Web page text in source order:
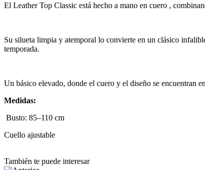
El Leather Top Classic está hecho a mano en cuero ,
Su silueta limpia y atemporal lo convierte en un clásico
temporada.
Un básico elevado, donde el cuero y el diseño se encuentran
Medidas:
Busto: 85–110 cm
Cuello ajustable
También te puede interesar